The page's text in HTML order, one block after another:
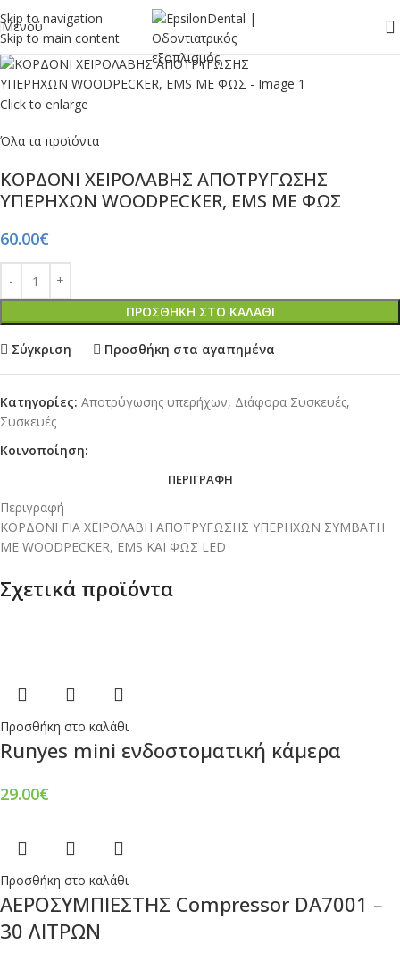
Skip to navigation
Skip to main content
Μενού
Click to enlarge
Όλα τα προϊόντα
ΚΟΡΔΟΝΙ ΧΕΙΡΟΛΑΒΗΣ ΑΠΟΤΡΥΓΩΣΗΣ
ΥΠΕΡΗΧΩΝ WOODPECKER, EMS ΜΕ ΦΩΣ
60.00€
ΠΡΟΣΘΉΚΗ ΣΤΟ ΚΑΛΆΘΙ
Σύγκριση Προσθήκη στα αγαπημένα
Κατηγορίες: Αποτρύγωσης υπερήχων, Διάφορα Συσκευές,
Συσκευές
Κοινοποίηση:
ΠΕΡΙΓΡΑΦΉ
Περιγραφή
ΚΟΡΔΟΝΙ ΓΙΑ ΧΕΙΡΟΛΑΒΗ ΑΠΟΤΡΥΓΩΣΗΣ ΥΠΕΡΗΧΩΝ ΣΥΜΒΑΤΗ
ΜΕ WOODPECKER, EMS ΚΑΙ ΦΩΣ LED
Σχετικά προϊόντα
Προσθήκη στο καλάθι
Runyes mini ενδοστοματική κάμερα
29.00€
Προσθήκη στο καλάθι
ΑΕΡΟΣΥΜΠΙΕΣΤΗΣ Compressor DA7001 –
30 ΛΙΤΡΩΝ